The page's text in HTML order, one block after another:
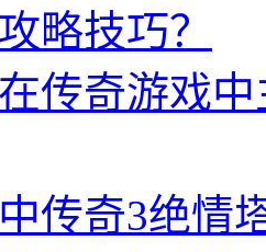
略技巧？
传奇游戏
传奇3绝情